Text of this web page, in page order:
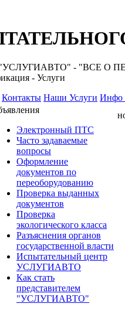
"УСЛУГИАВТО" -
- Услуги
Контакты Наши Услуги Инфо
Электронный ПТС
Часто задаваемые
вопросы
Оформление
документов по
переоборудованию
Проверка выданных
документов
Проверка
экологического класса
Разъяснения органов
государственной власти
Испытательный центр
УСЛУГИАВТО
Как стать
представителем
"УСЛУГИАВТО"